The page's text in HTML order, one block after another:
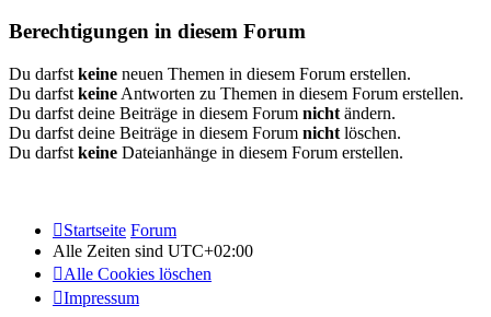
Berechtigungen in diesem Forum
Du darfst keine neuen Themen in diesem Forum erstellen.
Du darfst keine Antworten zu Themen in diesem Forum erstellen.
Du darfst deine Beiträge in diesem Forum nicht ändern.
Du darfst deine Beiträge in diesem Forum nicht löschen.
Du darfst keine Dateianhänge in diesem Forum erstellen.
Startseite Forum
Alle Zeiten sind UTC+02:00
Alle Cookies löschen
Impressum